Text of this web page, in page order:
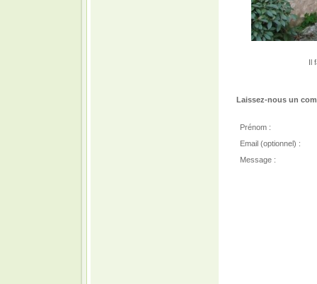
Il
Laissez-nous un
Prénom :
Email (optionnel) :
Message :